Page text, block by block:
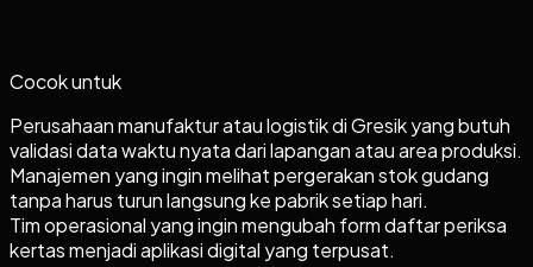
Cocok untuk
Perusahaan manufaktur atau logistik di Gresik yang butuh
validasi data waktu nyata dari lapangan atau area produksi.
Manajemen yang ingin melihat pergerakan stok gudang
tanpa harus turun langsung ke pabrik setiap hari.
Tim operasional yang ingin mengubah form daftar periksa
kertas menjadi aplikasi digital yang terpusat.